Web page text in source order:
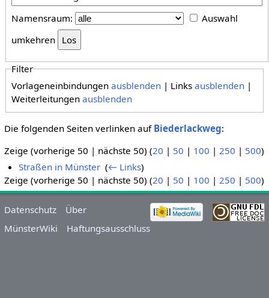
Namensraum:
Auswahl
umkehren
Filter
Vorlageneinbindungenausblenden | Linksausblenden |
Weiterleitungenausblenden
Die folgenden Seiten verlinken auf Biederlackweg:
Zeige (vorherige 50 | nächste 50) (20 | 50 | 100 | 250 | 500)
Straßen in Münster ‎(← Links)
Zeige (vorherige 50 | nächste 50) (20 | 50 | 100 | 250 | 500)
Datenschutz
Über
MünsterWiki
Haftungsausschluss